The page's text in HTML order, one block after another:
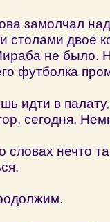
замолчал
столами двое
не было.
футболка
идти в
сегодня.
словах нечто